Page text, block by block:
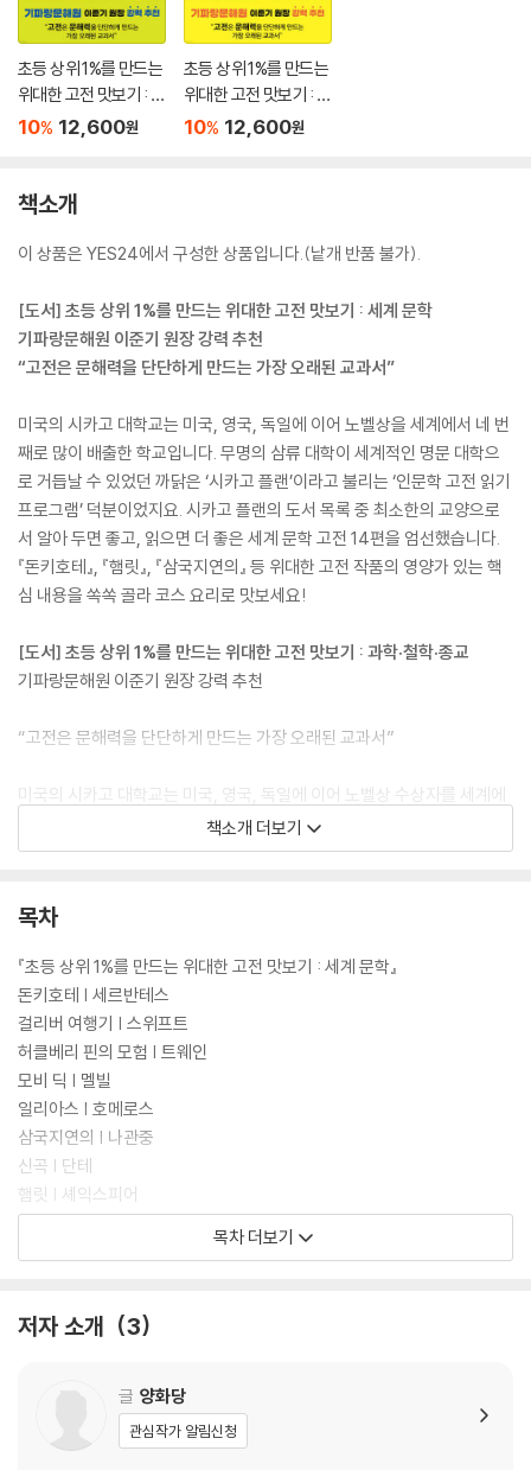
초등 상위 1%를 만드는
위대한 고전 맛보기 : 세
계 문학
10% 12,600원
초등 상위 1%를 만드는
위대한 고전 맛보기 : 과
학·철학·종교
10% 12,600원
책소개
이 상품은 YES24에서 구성한 상품입니다.(낱개 반품 불가).
[도서] 초등 상위 1%를 만드는 위대한 고전 맛보기 : 세계 문학
기파랑문해원 이준기 원장 강력 추천
“고전은 문해력을 단단하게 만드는 가장 오래된 교과서”
미국의 시카고 대학교는 미국, 영국, 독일에 이어 노벨상을 세계에서 네 번
째로 많이 배출한 학교입니다. 무명의 삼류 대학이 세계적인 명문 대학으
로 거듭날 수 있었던 까닭은 ‘시카고 플랜’이라고 불리는 ‘인문학 고전 읽기
프로그램’ 덕분이었지요. 시카고 플랜의 도서 목록 중 최소한의 교양으로
서 알아 두면 좋고, 읽으면 더 좋은 세계 문학 고전 14편을 엄선했습니다.
『돈키호테』, 『햄릿』, 『삼국지연의』 등 위대한 고전 작품의 영양가 있는 핵
심 내용을 쏙쏙 골라 코스 요리로 맛보세요!
[도서] 초등 상위 1%를 만드는 위대한 고전 맛보기 : 과학·철학·종교
기파랑문해원 이준기 원장 강력 추천
“고전은 문해력을 단단하게 만드는 가장 오래된 교과서”
미국의 시카고 대학교는 미국, 영국, 독일에 이어 노벨상 수상자를 세계에
서 네 번째로 많이 배출한 학교입니다. 무명의 삼류 대학이 세계적인 명문
대학으로 거듭날 수 있었던 까닭은 '시카고 플랜'이라고 불리는 '인문학 고
양으로서 알아 두면 좋은 과학, 철학, 종교 고전 15편을 엄선했습니다.
책소개 더보기
목차
『초등 상위 1%를 만드는 위대한 고전 맛보기 : 세계 문학』
돈키호테 | 세르반테스
걸리버 여행기 | 스위프트
허클베리 핀의 모험 | 트웨인
모비 딕 | 멜빌
일리아스 | 호메로스
삼국지연의 | 나관중
신곡 | 단테
햄릿 | 셰익스피어
파우스트 | 괴테
카라마조프가의 형제들 | 도스토옙스키
월든 | 소로
『초등 상위 1%를 만드는 위대한 고전 맛보기 : 과학·철학·종교』
과학 고전
목차 더보기
저자 소개 3
글 양화당
관심작가 알림신청